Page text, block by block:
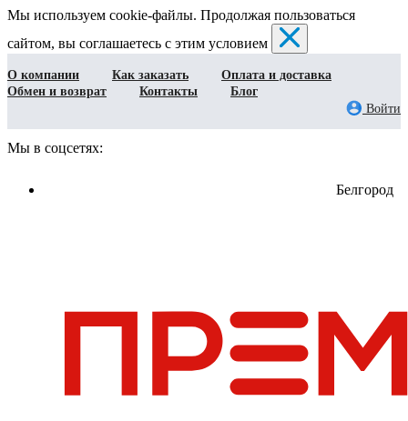
Мы используем cookie-файлы. Продолжая пользоваться
сайтом, вы соглашаетесь с этим условием
О компании Как заказать
Оплата и доставка
Обмен и возврат
Контакты
Блог
Войти
Мы в соцсетях:
Белгород